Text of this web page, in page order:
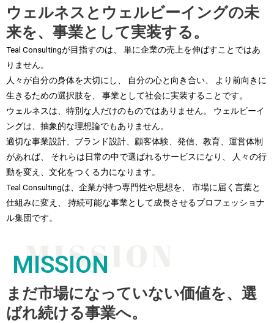
ウェルネスとウェルビーイングの未
来を、事業として実装する。
Teal Consultingが目指すのは、 単に企業の売上を伸ばすことではあ
りません。
人々が自分の身体を大切にし、 自分の心と向き合い、 より前向きに
生きるための選択肢を、 事業として社会に実装することです。
ウェルネスは、特別な人だけのものではありません。 ウェルビーイ
ングは、抽象的な理想論でもありません。
適切な事業設計、ブランド設計、顧客体験、発信、教育、運営体制
があれば、 それらは日常の中で選ばれるサービスになり、 人々の行
動を変え、文化をつくる力になります。
Teal Consultingは、企業が持つ専門性や思想を、 市場に届く言葉と
仕組みに変え、 持続可能な事業として成長させるプロフェッショナ
ル集団です。
MISSION
まだ市場になっていない価値を、選
ばれ続ける事業へ。